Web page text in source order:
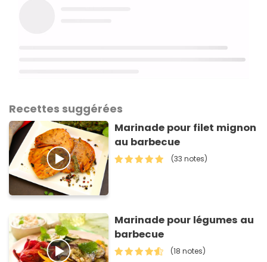
Recettes suggérées
Marinade pour filet mignon
au barbecue
(33 notes)
Marinade pour légumes au
barbecue
(18 notes)